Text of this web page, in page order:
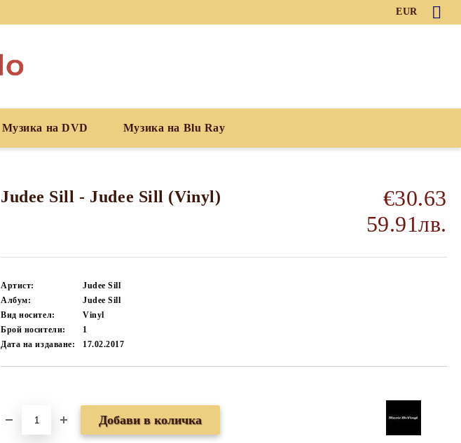
EUR
Музика на DVD Музика на Blu Ray
Judee Sill - Judee Sill (Vinyl)
€30.63
59.91лв.
Артист:
Judee Sill
Албум:
Judee Sill
Вид носител:
Vinyl
Брой носители:
1
Дата на издаване:
17.02.2017